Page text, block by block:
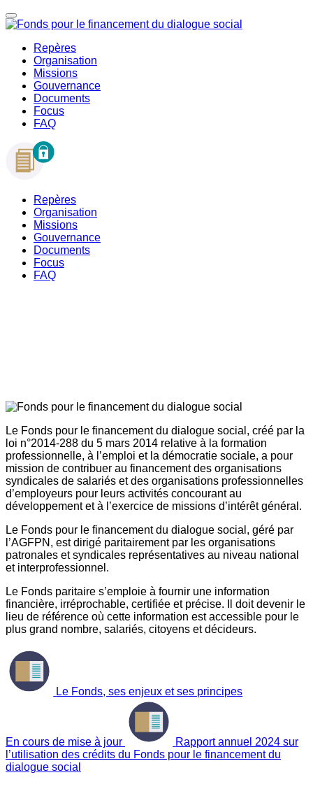
Repères
Organisation
Missions
Gouvernance
Documents
Focus
FAQ
Repères
Organisation
Missions
Gouvernance
Documents
Focus
FAQ
Le Fonds pour le financement du dialogue social, créé par la
loi n°2014-288 du 5 mars 2014 relative à la formation
professionnelle, à l’emploi et la démocratie sociale, a pour
mission de contribuer au financement des organisations
syndicales de salariés et des organisations professionnelles
d’employeurs pour leurs activités concourant au
développement et à l’exercice de missions d’intérêt général.
Le Fonds pour le financement du dialogue social, géré par
l’AGFPN, est dirigé paritairement par les organisations
patronales et syndicales représentatives au niveau national
et interprofessionnel.
Le Fonds paritaire s’emploie à fournir une information
financière, irréprochable, certifiée et précise. Il doit devenir le
lieu de référence où cette information est accessible pour le
plus grand nombre, salariés, citoyens et décideurs.
Le Fonds, ses enjeux et ses principes
En cours de mise à jour
Rapport annuel 2024 sur
l’utilisation des crédits du Fonds pour le financement du
dialogue social